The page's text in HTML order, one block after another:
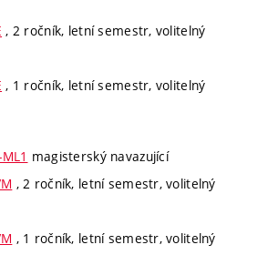
, 2 ročník, letní semestr, volitelný
, 1 ročník, letní semestr, volitelný
magisterský navazující
, 2 ročník, letní semestr, volitelný
, 1 ročník, letní semestr, volitelný